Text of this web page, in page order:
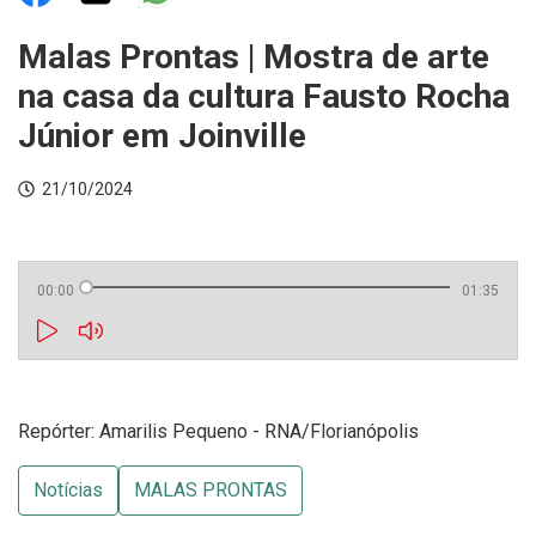
NOTÍCIAS
SERVIÇOS
INTEGRIDADE
Malas Prontas | Mostra de arte
na casa da cultura Fausto Rocha
Júnior em Joinville
21/10/2024
00:00 01:35
Repórter: Amarilis Pequeno - RNA/Florianópolis
Notícias MALAS PRONTAS